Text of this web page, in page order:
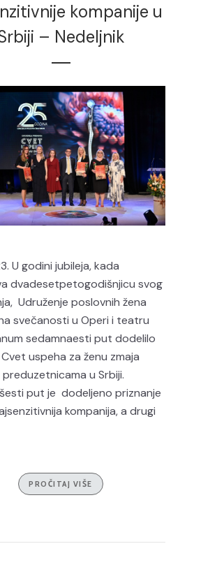
kompanije u
– Nedeljnik
U godini jubileja, kada
dvadesetpetogodišnjicu svog
Udruženje poslovnih žena
svečanosti u Operi i teatru
sedamnaesti put dodelilo
uspeha za ženu zmaja
u Srbiji.
put je dodeljeno priznanje
kompanija, a drugi
PROČITAJ VIŠE